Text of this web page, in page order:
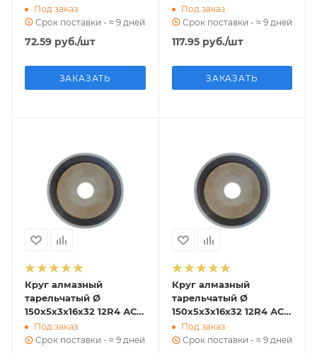
100/80 В2-01 6,9 к ГОСТ
16176-82
Под заказ
Срок поставки - ≈ 9 дней
72.59 руб./шт
ЗАКАЗАТЬ
125/100 В2-01 35,4 к
ГОСТ 16176-82
Под заказ
Срок поставки - ≈ 9 дней
117.95руб./шт
ЗАКАЗАТЬ
Круг алмазный
тарельчатый Ø
150х5х3х16х32 12R4 АС
4 80/63 В2-01 35,4 к
ГОСТ 16176-82
Под заказ
Срок поставки - ≈ 9 дней
Круг алмазный
тарельчатый Ø
150х5х3х16х32 12R4 АС
4 160/125 В2-01 35,4 к
ГОСТ 16176-82
Под заказ
Срок поставки - ≈ 9 дней